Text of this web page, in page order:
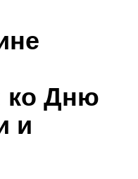
ко Дню
и